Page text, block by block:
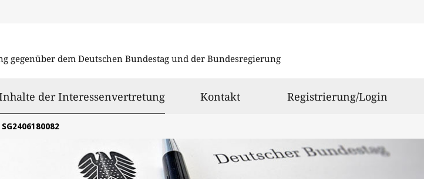
gegenüber dem Deutschen Bundestag und der Bundesregierung
der Interessenvertretungausgewählt
Kontakt Registrierung/Login